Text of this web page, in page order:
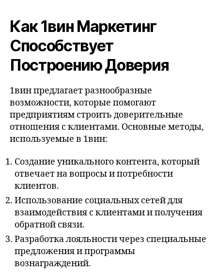
Как 1вин Маркетинг
Способствует
Построению Доверия
1вин предлагает разнообразные
возможности, которые помогают
предприятиям строить доверительные
отношения с клиентами. Основные методы,
используемые в 1вин:
Создание уникального контента, который
отвечает на вопросы и потребности
клиентов.
Использование социальных сетей для
взаимодействия с клиентами и получения
обратной связи.
Разработка лояльности через специальные
предложения и программы
вознаграждений.